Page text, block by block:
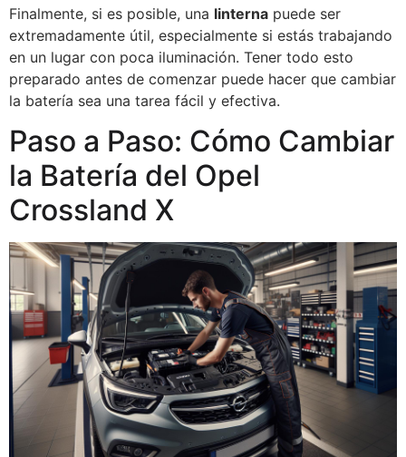
Finalmente, si es posible, una linterna puede ser
extremadamente útil, especialmente si estás trabajando
en un lugar con poca iluminación. Tener todo esto
preparado antes de comenzar puede hacer que cambiar
la batería sea una tarea fácil y efectiva.
Paso a Paso: Cómo Cambiar
la Batería del Opel
Crossland X